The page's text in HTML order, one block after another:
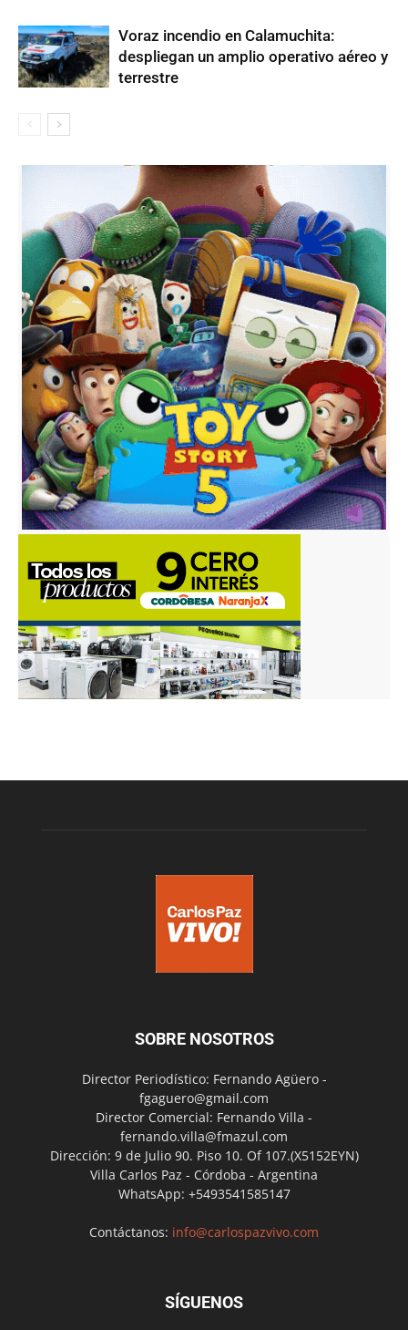
Voraz incendio en Calamuchita:
despliegan un amplio operativo aéreo y
terrestre
SOBRE NOSOTROS
Director Periodístico: Fernando Agüero -
fgaguero@gmail.com
Director Comercial: Fernando Villa -
fernando.villa@fmazul.com
Dirección: 9 de Julio 90. Piso 10. Of 107.(X5152EYN)
Villa Carlos Paz - Córdoba - Argentina
WhatsApp: +5493541585147
Contáctanos: info@carlospazvivo.com
SÍGUENOS